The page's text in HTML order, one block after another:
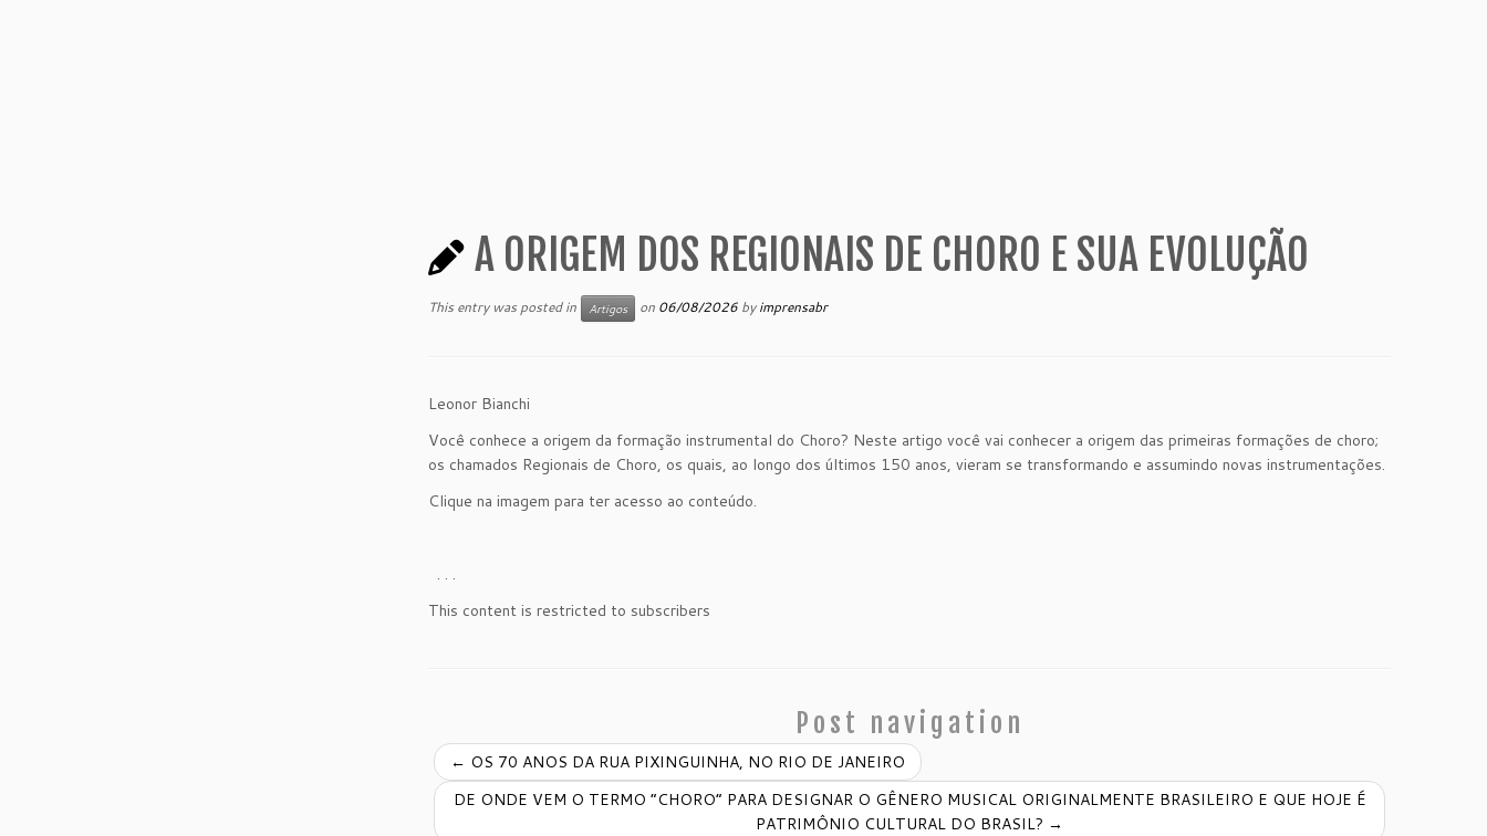
A ORIGEM DOS REGIONAIS DE CHORO E SUA EVOLUÇÃO
This entry was posted in Artigos on 06/08/2026 byimprensabr
Leonor Bianchi
Você conhece a origem da formação instrumental do Choro? Neste artigo você vai conhecer a origem das primeiras formações de choro;
os chamados Regionais de Choro, os quais, ao longo dos últimos 150 anos, vieram se transformando e assumindo novas instrumentações.
Clique na imagem para ter acesso ao conteúdo.
. . .
This content is restricted to subscribers
Post navigation
← OS 70 ANOS DA RUA PIXINGUINHA, NO RIO DE JANEIRO
DE ONDE VEM O TERMO “CHORO” PARA DESIGNAR O GÊNERO MUSICAL ORIGINALMENTE BRASILEIRO E QUE HOJE É
PATRIMÔNIO CULTURAL DO BRASIL? →